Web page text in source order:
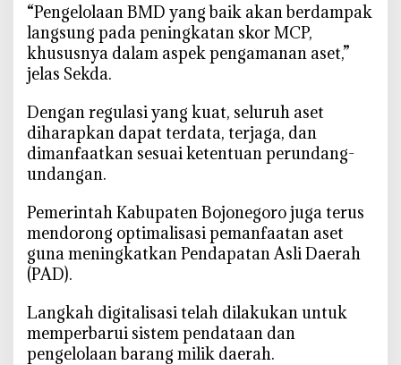
‎“Pengelolaan BMD yang baik akan berdampak
langsung pada peningkatan skor MCP,
khususnya dalam aspek pengamanan aset,”
jelas Sekda.
‎Dengan regulasi yang kuat, seluruh aset
diharapkan dapat terdata, terjaga, dan
dimanfaatkan sesuai ketentuan perundang-
undangan.
‎Pemerintah Kabupaten Bojonegoro juga terus
mendorong optimalisasi pemanfaatan aset
guna meningkatkan Pendapatan Asli Daerah
(PAD).
‎Langkah digitalisasi telah dilakukan untuk
memperbarui sistem pendataan dan
pengelolaan barang milik daerah.